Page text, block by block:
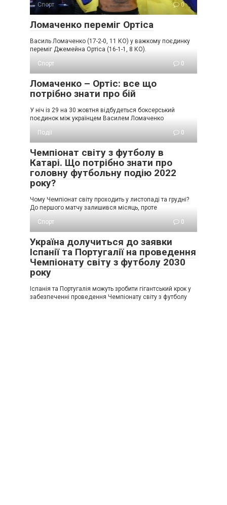
Спорт 0
Ломаченко переміг Ортіса
Василь Ломаченко (17-2-0, 11 КО) у важкому поєдинку
переміг Джемейна Ортіса (16-1-1, 8 КО).
Спорт
0
Ломаченко – Ортіс: все що
потрібно знати про бій
У ніч із 29 на 30 жовтня відбудеться боксерський
поєдинок між українцем Василем Ломаченко
Події
0
Чемпіонат світу з футболу в
Катарі. Що потрібно знати про
головну футбольну подію 2022
року?
Чому Чемпіонат світу проходить у листопаді та грудні?
До першого матчу залишився місяць, проте
Спорт
0
Україна долучиться до заявки
Іспанії та Португалії на проведення
Чемпіонату світу з футболу 2030
року
Іспанія та Португалія можуть зробити гігантський крок у
забезпеченні проведення Чемпіонату світу з футболу